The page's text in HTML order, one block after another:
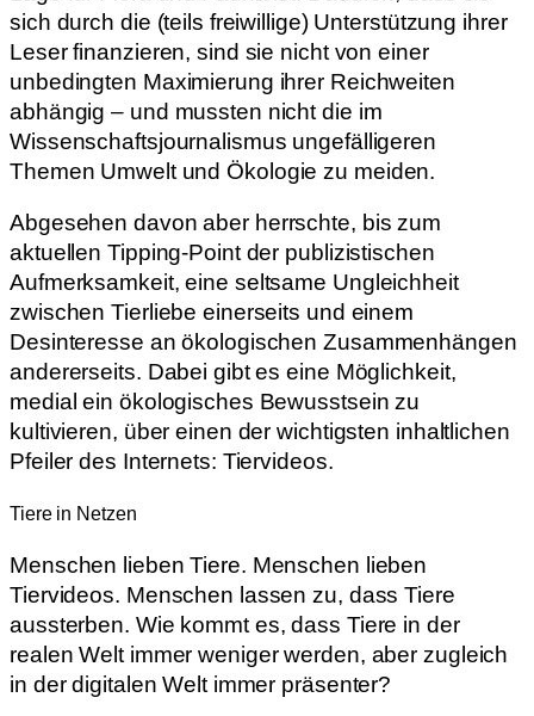
sich durch die (teils freiwillige) Unterstützung ihrer
Leser finanzieren, sind sie nicht von einer
unbedingten Maximierung ihrer Reichweiten
abhängig – und mussten nicht die im
Wissenschaftsjournalismus ungefälligeren
Themen Umwelt und Ökologie zu meiden.
Abgesehen davon aber herrschte, bis zum
aktuellen Tipping-Point der publizistischen
Aufmerksamkeit, eine seltsame Ungleichheit
zwischen Tierliebe einerseits und einem
Desinteresse an ökologischen Zusammenhängen
andererseits. Dabei gibt es eine Möglichkeit,
medial ein ökologisches Bewusstsein zu
kultivieren, über einen der wichtigsten inhaltlichen
Pfeiler des Internets: Tiervideos.
Tiere in Netzen
Menschen lieben Tiere. Menschen lieben
Tiervideos. Menschen lassen zu, dass Tiere
aussterben. Wie kommt es, dass Tiere in der
realen Welt immer weniger werden, aber zugleich
in der digitalen Welt immer präsenter?